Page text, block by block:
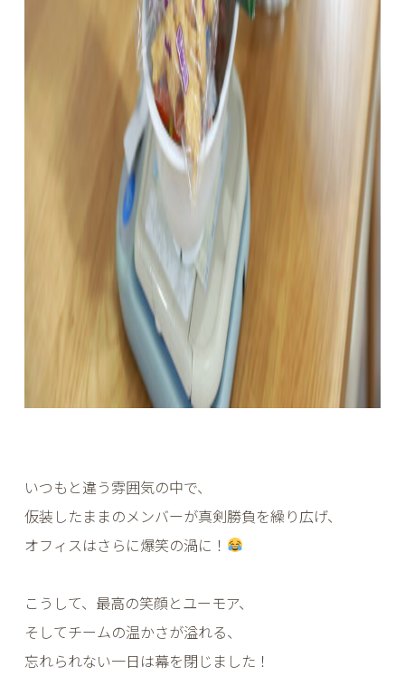
いつもと違う雰囲気の中で、
仮装したままのメンバーが真剣勝負を繰り広げ、
オフィスはさらに爆笑の渦に！
こうして、最高の笑顔とユーモア、
そしてチームの温かさが溢れる、
忘れられない一日は幕を閉じました！